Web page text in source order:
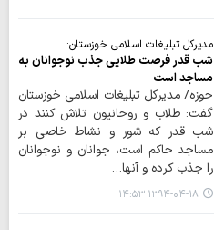
مدیرکل تبلیغات اسلامی خوزستان:
شب‌ قدر فرصت طلایی جذب نوجوانان به
مساجد است
حوزه/ مدیرکل تبلیغات اسلامی خوزستان
گفت: طلاب و روحانیون تلاش کنند در
شب قدر که شور و نشاط خاصی بر
مساجد حاکم است، جوانان و نوجوانان
را جذب کرده و آنها…
۱۳۹۴-۰۴-۱۸ ۱۴:۵۳